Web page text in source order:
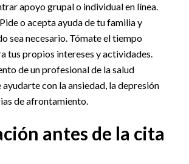
apoyo grupal o individual en línea.
Pide o acepta ayuda de tu familia y
sea necesario. Tómate el tiempo
tus propios intereses y actividades.
de un profesional de la salud
con la ansiedad, la depresión
de afrontamiento.
antes de la cita